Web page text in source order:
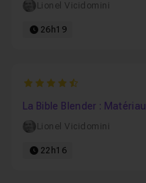
Lionel Vicidomini
26h19
4.8571428571429
La Bible Blender :
Lionel Vicidomini
22h16